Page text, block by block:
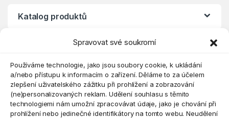
Spravovat své soukromí
Používáme technologie, jako jsou soubory cookie, k ukládání
a/nebo přístupu k informacím o zařízení. Děláme to za účelem
zlepšení uživatelského zážitku při prohlížení a zobrazování
(ne)personalizovaných reklam. Udělení souhlasu s těmito
technologiemi nám umožní zpracovávat údaje, jako je chování při
prohlížení nebo jedinečné identifikátory na tomto webu. Neudělení
Katalog produktů